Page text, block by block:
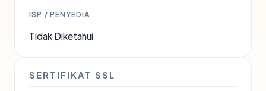
ISP / PENYEDIA
Tidak Diketahui
SERTIFIKAT SSL